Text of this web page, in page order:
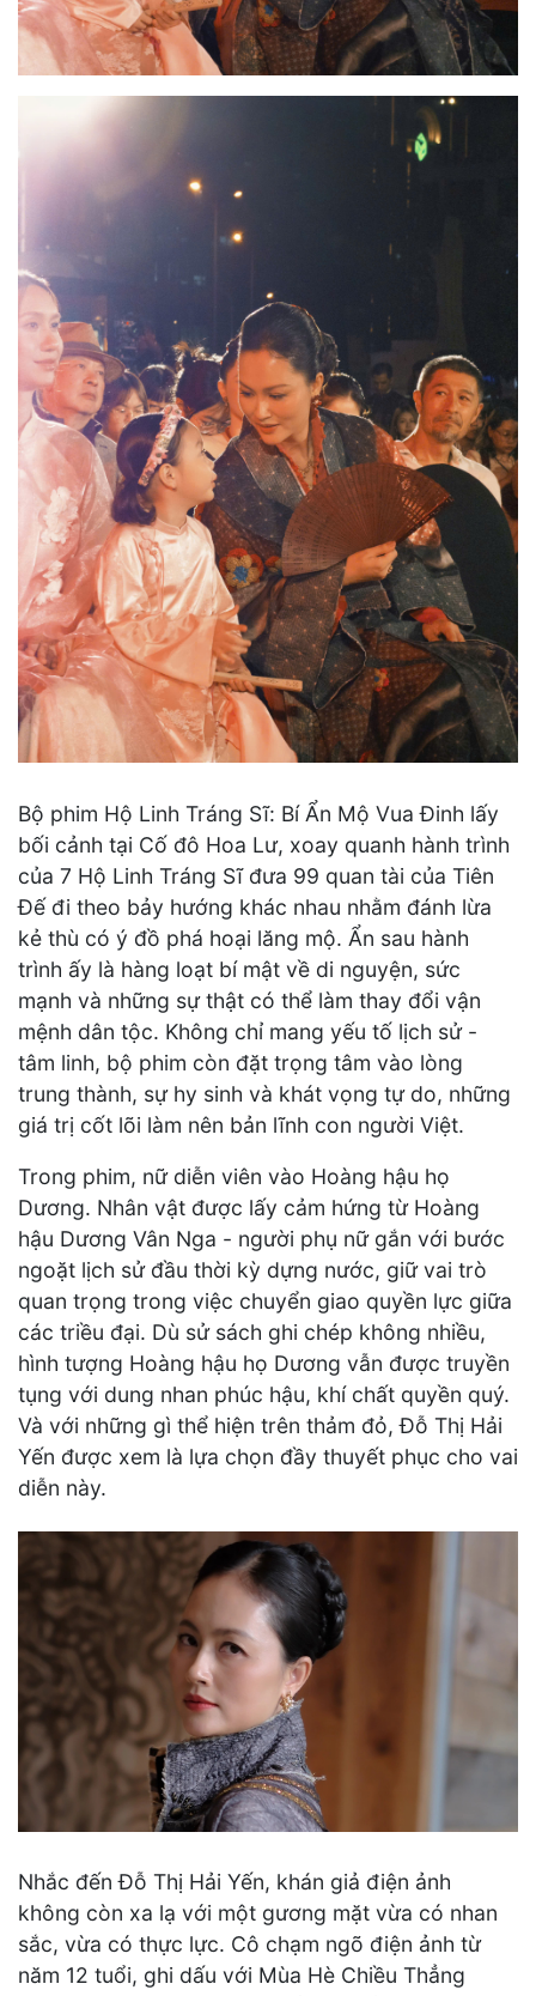
Bộ phim Hộ Linh Tráng Sĩ: Bí Ẩn Mộ Vua Đinh lấy
bối cảnh tại Cố đô Hoa Lư, xoay quanh hành trình
của 7 Hộ Linh Tráng Sĩ đưa 99 quan tài của Tiên
Đế đi theo bảy hướng khác nhau nhằm đánh lừa
kẻ thù có ý đồ phá hoại lăng mộ. Ẩn sau hành
trình ấy là hàng loạt bí mật về di nguyện, sức
mạnh và những sự thật có thể làm thay đổi vận
mệnh dân tộc. Không chỉ mang yếu tố lịch sử -
tâm linh, bộ phim còn đặt trọng tâm vào lòng
trung thành, sự hy sinh và khát vọng tự do, những
giá trị cốt lõi làm nên bản lĩnh con người Việt.
Trong phim, nữ diễn viên vào Hoàng hậu họ
Dương. Nhân vật được lấy cảm hứng từ Hoàng
hậu Dương Vân Nga - người phụ nữ gắn với bước
ngoặt lịch sử đầu thời kỳ dựng nước, giữ vai trò
quan trọng trong việc chuyển giao quyền lực giữa
các triều đại. Dù sử sách ghi chép không nhiều,
hình tượng Hoàng hậu họ Dương vẫn được truyền
tụng với dung nhan phúc hậu, khí chất quyền quý.
Và với những gì thể hiện trên thảm đỏ, Đỗ Thị Hải
Yến được xem là lựa chọn đầy thuyết phục cho vai
diễn này.
Nhắc đến Đỗ Thị Hải Yến, khán giả điện ảnh
không còn xa lạ với một gương mặt vừa có nhan
sắc, vừa có thực lực. Cô chạm ngõ điện ảnh từ
năm 12 tuổi, ghi dấu với Mùa Hè Chiều Thẳng